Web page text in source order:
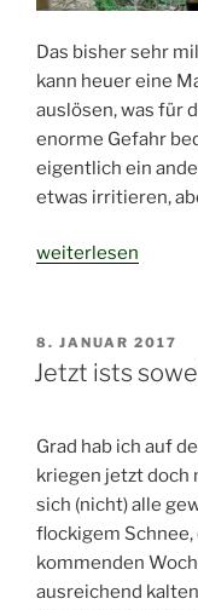
Das bisher sehr
kann heuer eine
auslösen, was für
enorme Gefahr
eigentlich ein
etwas irritieren,
„Auch
der
Borkenkäfer“
weiterlesen
VERÖFFENTLICHT
AM
8. JANUAR 2017
Jetzt ists
Grad hab ich auf
kriegen jetzt doch
sich (nicht) alle
flockigem Schnee,
kommenden
ausreichend